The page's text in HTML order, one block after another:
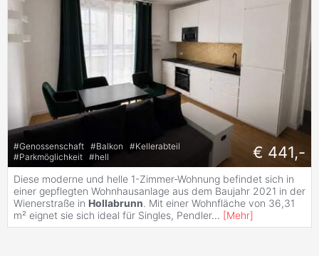
#Genossenschaft #Balkon #Kellerabteil
#Parkmöglichkeit #hell € 441,-
Diese moderne und helle 1-Zimmer-Wohnung befindet sich in
einer gepflegten Wohnhausanlage aus dem Baujahr 2021 in der
Wienerstraße in Hollabrunn. Mit einer Wohnfläche von 36,31
m² eignet sie sich ideal für Singles, Pendler... [Mehr]